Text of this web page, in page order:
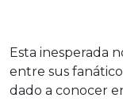
Esta inesperada
entre sus
dado a conocer